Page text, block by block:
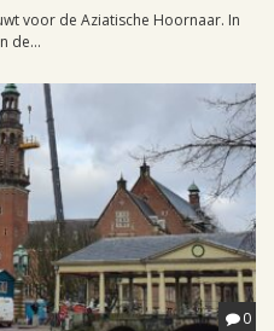
voor de Aziatische Hoornaar. In
de...
0